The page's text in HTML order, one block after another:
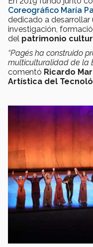
Coreográfico María
dedicado a desarrollar
investigación,
del patrimonio
“Pagés ha construido
multiculturalidad de la
comentó Ricardo
Artística del